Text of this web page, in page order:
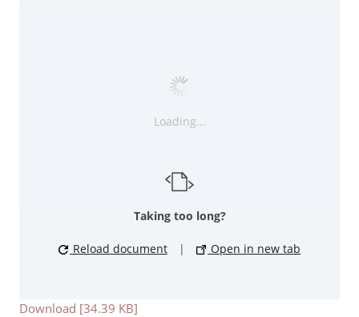
Loading...
Taking too long?
Reload document | Open in new tab
Download [34.39 KB]